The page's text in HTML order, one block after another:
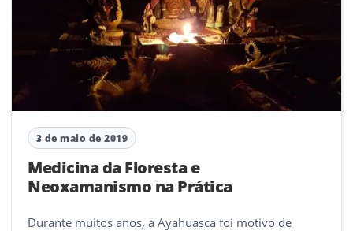
3 de maio de 2019
Medicina da Floresta e
Neoxamanismo na Prática
Durante muitos anos, a Ayahuasca foi motivo de